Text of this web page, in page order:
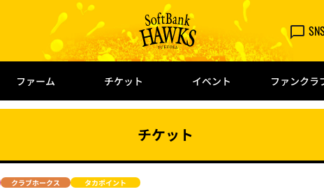
ファーム チケット イベント ファンクラ
チケット
クラブホークス タカポイント